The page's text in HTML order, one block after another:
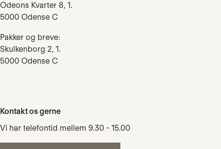
Odeons Kvarter 8, 1.
5000 Odense C
Pakker og breve:
Skulkenborg 2, 1.
5000 Odense C
Kontakt os gerne
Vi har telefontid mellem 9.30 - 15.00